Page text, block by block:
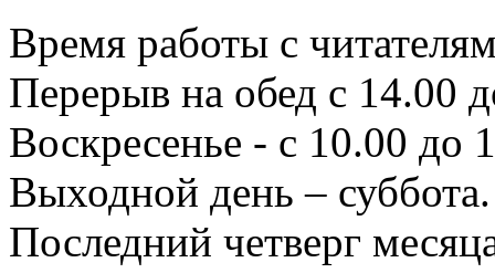
Время работы с
Перерыв на обед с 14.00
Воскресенье - с 10.00 до
Выходной день – суббота.
Последний четверг